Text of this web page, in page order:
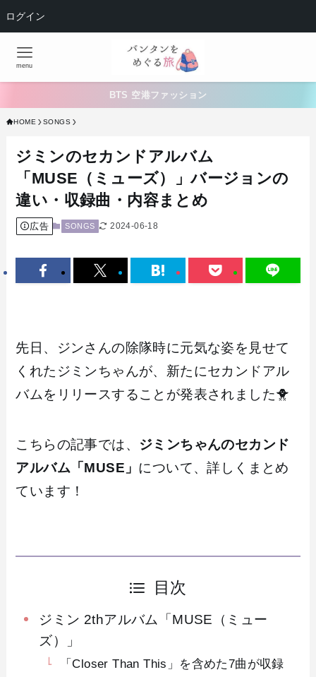
ログイン
menu
BTS 空港ファッション
HOME SONGS
ジミンのセカンドアルバム
「MUSE（ミューズ）」バージョンの
違い・収録曲・内容まとめ
広告 SONGS 2024-06-18
先日、ジンさんの除隊時に元気な姿を見せて
くれたジミンちゃんが、新たにセカンドアル
バムをリリースすることが発表されました🐥
こちらの記事では、 ジミンちゃんのセカンド
アルバム「MUSE」 について、詳しくまとめ
ています！
目次
ジミン 2thアルバム「MUSE（ミュー
ズ）」
「Closer Than This」を含めた7曲が収録